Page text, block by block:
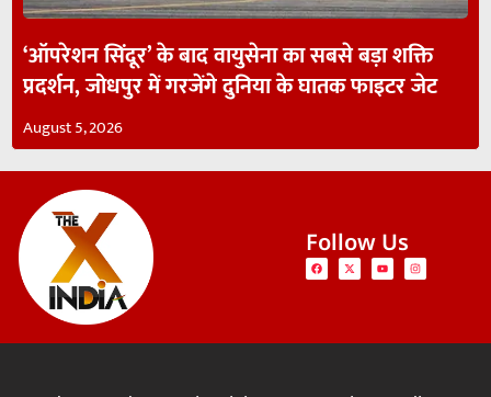
‘ऑपरेशन सिंदूर’ के बाद वायुसेना का सबसे बड़ा शक्ति
प्रदर्शन, जोधपुर में गरजेंगे दुनिया के घातक फाइटर जेट
August 5, 2026
Follow Us